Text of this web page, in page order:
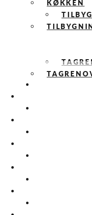
KØKKEN